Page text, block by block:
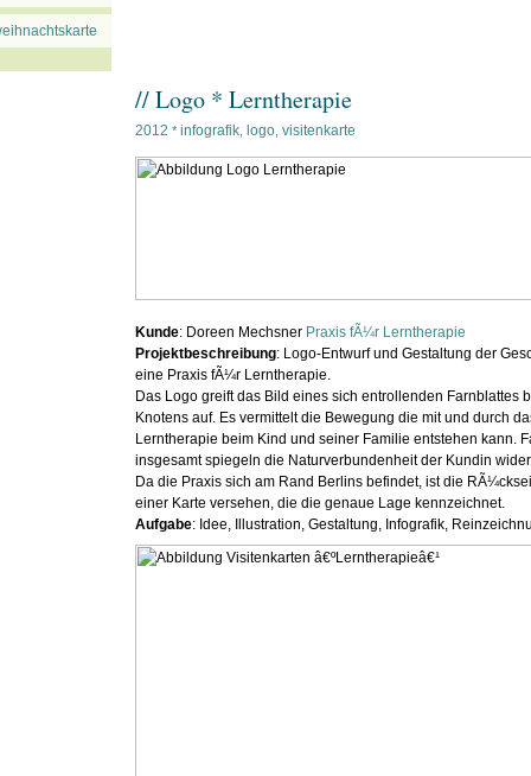
// Logo * Lerntherapie
2012 * infografik logo visitenkarte
Kunde: Doreen Mechsner Praxis fÃ¼r Lerntherapie
Projektbeschreibung: Logo-Entwurf und Gestaltung der
eine Praxis fÃ¼r Lerntherapie.
Das Logo greift das Bild eines sich entrollenden Farnblattes
Knotens auf. Es vermittelt die Bewegung die mit und durch
Lerntherapie beim Kind und seiner Familie entstehen kann.
insgesamt spiegeln die Naturverbundenheit der Kundin
Da die Praxis sich am Rand Berlins befindet, ist die
einer Karte versehen, die die genaue Lage kennzeichnet.
Aufgabe: Idee, Illustration, Gestaltung, Infografik,